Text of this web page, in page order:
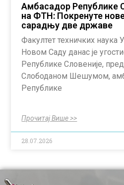
Амбасадор Републике
на ФТН: Покренуте
сарадњу две државе
Факултет техничких наука
Новом Саду данас је
Републике Словеније,
Слободаном Шешумом,
Републике
Прочитај Више >>
28.07.2026